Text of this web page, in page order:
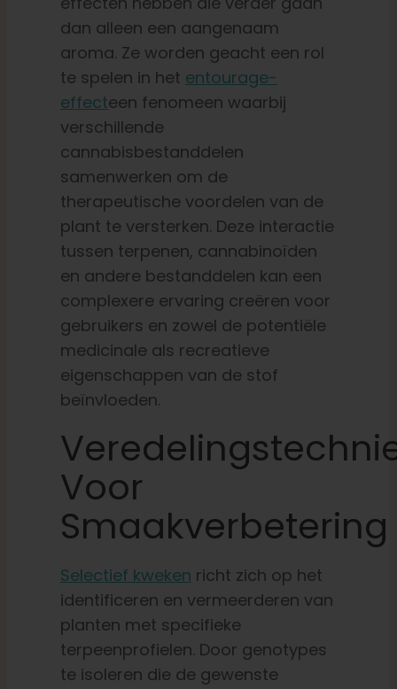
dan alleen een aangenaam
aroma. Ze worden geacht een rol
te spelen in het entourage-
effecteen fenomeen waarbij
verschillende
cannabisbestanddelen
samenwerken om de
therapeutische voordelen van de
plant te versterken. Deze interactie
tussen terpenen, cannabinoïden
en andere bestanddelen kan een
complexere ervaring creëren voor
gebruikers en zowel de potentiële
medicinale als recreatieve
eigenschappen van de stof
beïnvloeden.
Voor
Smaakverbetering
Selectief kweken richt zich op het
identificeren en vermeerderen van
planten met specifieke
terpeenprofielen. Door genotypes
te isoleren die de gewenste